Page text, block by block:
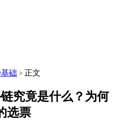
基础 > 正文
究竟是什么？为何
选票